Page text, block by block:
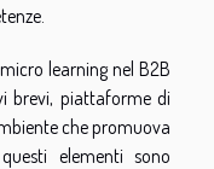
learning nel B2B
brevi, piattaforme di
che promuova
elementi sono